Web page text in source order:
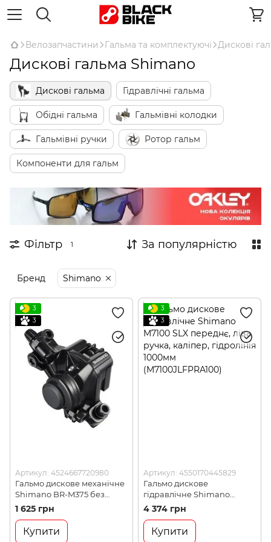
Велозапчастини Гальма та комплектуючі Дискові
Дискові гальма Shimano
Дискові гальма Гідравлічні гальма
Обідні гальма Гальмівні колодки
Гальмівні ручки Ротор гальм
Компоненти для гальм
Фільтр 1 За популярністю
Бренд Shimano
3
3
Артикул: 4524667720980
Гальмо дискове механічне
Shimano BR-M375 без
адаптера, монтаж PМ
160мм (4524667720980)
1 625 грн
Купити
3
3
Артикул: 4550170445829
Гальмо дискове
гідравлічне Shimano
M7100 SLX переднє, ліва
ручка, каліпер, гідролінія
1000мм (M7100JLFPRA100)
4 374 грн
Купити